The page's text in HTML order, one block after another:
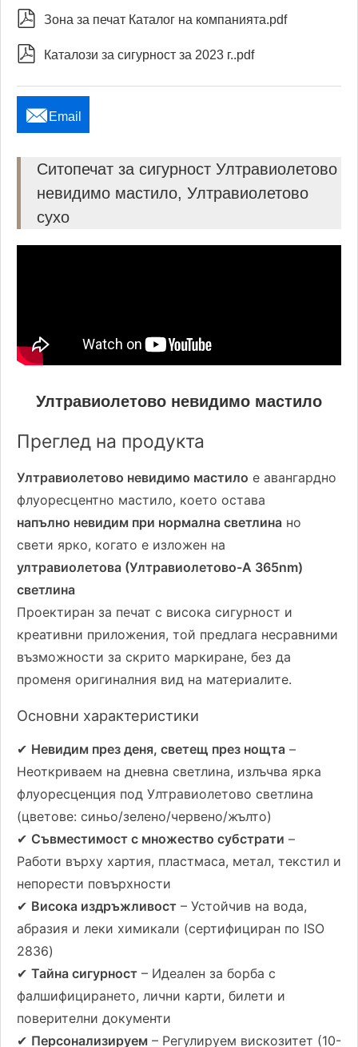
 Зона за печат Каталог на компанията.pdf
 Каталози за сигурност за 2023 г..pdf
 Email
Ситопечат за сигурност Ултравиолетово
невидимо мастило, Ултравиолетово
сухо
Ултравиолетово невидимо мастило
Преглед на продукта
Ултравиолетово невидимо мастило е авангардно
флуоресцентно мастило, което остава
напълно невидим при нормална светлина но
свети ярко, когато е изложен на
ултравиолетова (Ултравиолетово-A 365nm)
светлина
Проектиран за печат с висока сигурност и
креативни приложения, той предлага несравними
възможности за скрито маркиране, без да
променя оригиналния вид на материалите.
Основни характеристики
✔ Невидим през деня, светещ през нощта –
Неоткриваем на дневна светлина, излъчва ярка
флуоресценция под Ултравиолетово светлина
(цветове: синьо/зелено/червено/жълто)
✔ Съвместимост с множество субстрати –
Работи върху хартия, пластмаса, метал, текстил и
непорести повърхности
✔ Висока издръжливост – Устойчив на вода,
абразия и леки химикали (сертифициран по ISO
2836)
✔ Тайна сигурност – Идеален за борба с
фалшифицирането, лични карти, билети и
поверителни документи
✔ Персонализируем – Регулируем вискозитет (10-